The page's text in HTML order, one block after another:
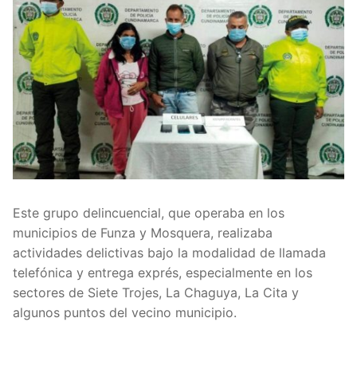
Este grupo delincuencial, que operaba en los
municipios de Funza y Mosquera, realizaba
actividades delictivas bajo la modalidad de llamada
telefónica y entrega exprés, especialmente en los
sectores de Siete Trojes, La Chaguya, La Cita y
algunos puntos del vecino municipio.